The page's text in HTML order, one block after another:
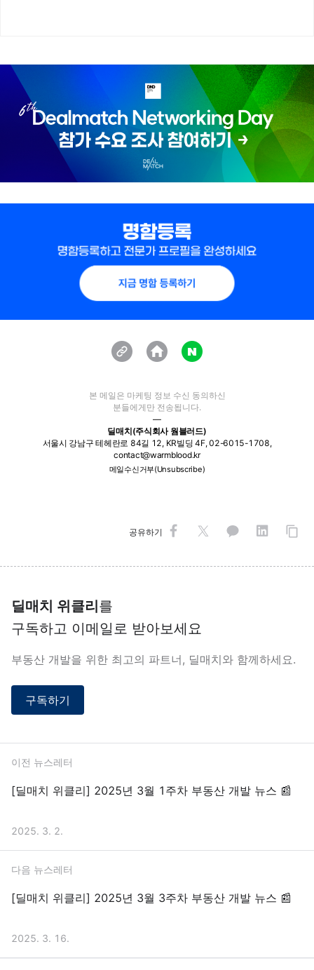
본 메일은 마케팅 정보 수신 동의하신
분들에게만 전송됩니다.
—
딜매치(주식회사 웜블러드)
서울시 강남구 테헤란로 84길 12, KR빌딩 4F, 02-6015-1708,
contact@warmblood.kr
메일수신거부(Unsubscribe)
공유하기
딜매치 위클리를
구독하고 이메일로 받아보세요
부동산 개발을 위한 최고의 파트너, 딜매치와 함께하세요.
구독하기
이전 뉴스레터
[딜매치 위클리] 2025년 3월 1주차 부동산 개발 뉴스 📰
2025. 3. 2.
다음 뉴스레터
[딜매치 위클리] 2025년 3월 3주차 부동산 개발 뉴스 📰
2025. 3. 16.